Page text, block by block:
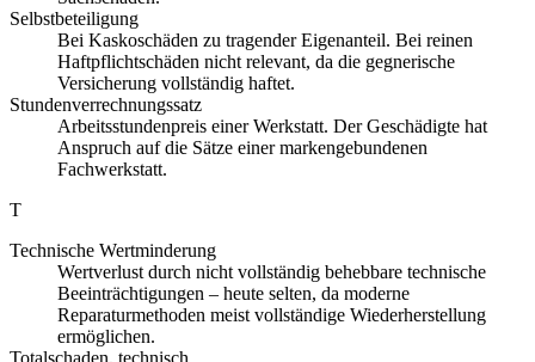
Selbstbeteiligung
Bei Kaskoschäden zu tragender Eigenanteil. Bei reinen
Haftpflichtschäden nicht relevant, da die gegnerische
Versicherung vollständig haftet.
Stundenverrechnungssatz
Arbeitsstundenpreis einer Werkstatt. Der Geschädigte hat
Anspruch auf die Sätze einer markengebundenen
Fachwerkstatt.
T
Technische Wertminderung
Wertverlust durch nicht vollständig behebbare technische
Beeinträchtigungen – heute selten, da moderne
Reparaturmethoden meist vollständige Wiederherstellung
ermöglichen.
Totalschaden, technisch